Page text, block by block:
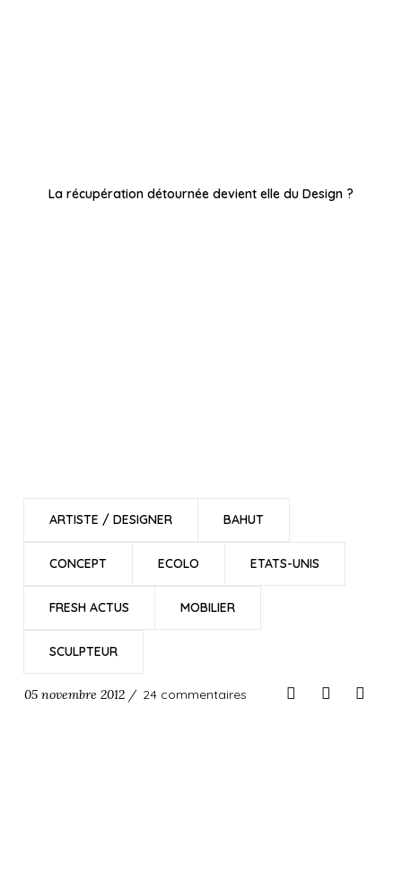
La récupération détournée devient elle du Design ?
ARTISTE / DESIGNER BAHUT
CONCEPT ECOLO ETATS-UNIS
FRESH ACTUS MOBILIER
SCULPTEUR
05 novembre 2012 / 24 commentaires